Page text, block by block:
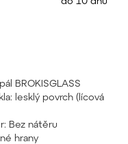
BROKISGLASS
lesklý povrch (lícová
Bez nátěru
hrany